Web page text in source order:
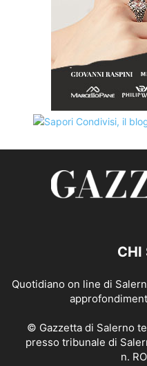
CHI
Quotidiano on line di
© Gazzetta di Salerno
presso tribunale di
n.